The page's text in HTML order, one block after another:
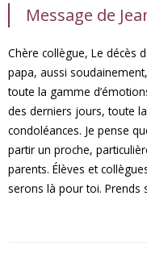
Message de
Chère collègue, Le décès
papa, aussi
toute la gamme
des derniers jours, toute
condoléances. Je pense
partir un proche,
parents. Élèves et
serons là pour toi. Prends